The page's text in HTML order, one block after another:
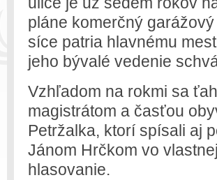
pláne komerčný
síce patria hlavnému
jeho bývalé vedenie
Vzhľadom na rokmi sa
magistrátom a časťou
Petržalka, ktorí spísali aj
Jánom Hrčkom vo
hlasovanie.